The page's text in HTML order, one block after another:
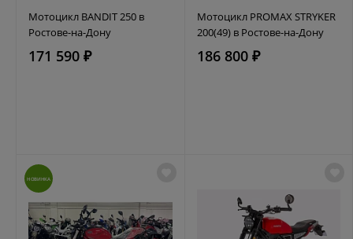
Мотоцикл BANDIT 250 в
Ростове-на-Дону
171 590 ₽
Мотоцикл PROMAX STRYKER
200(49) в Ростове-на-Дону
186 800 ₽
НОВИНКА